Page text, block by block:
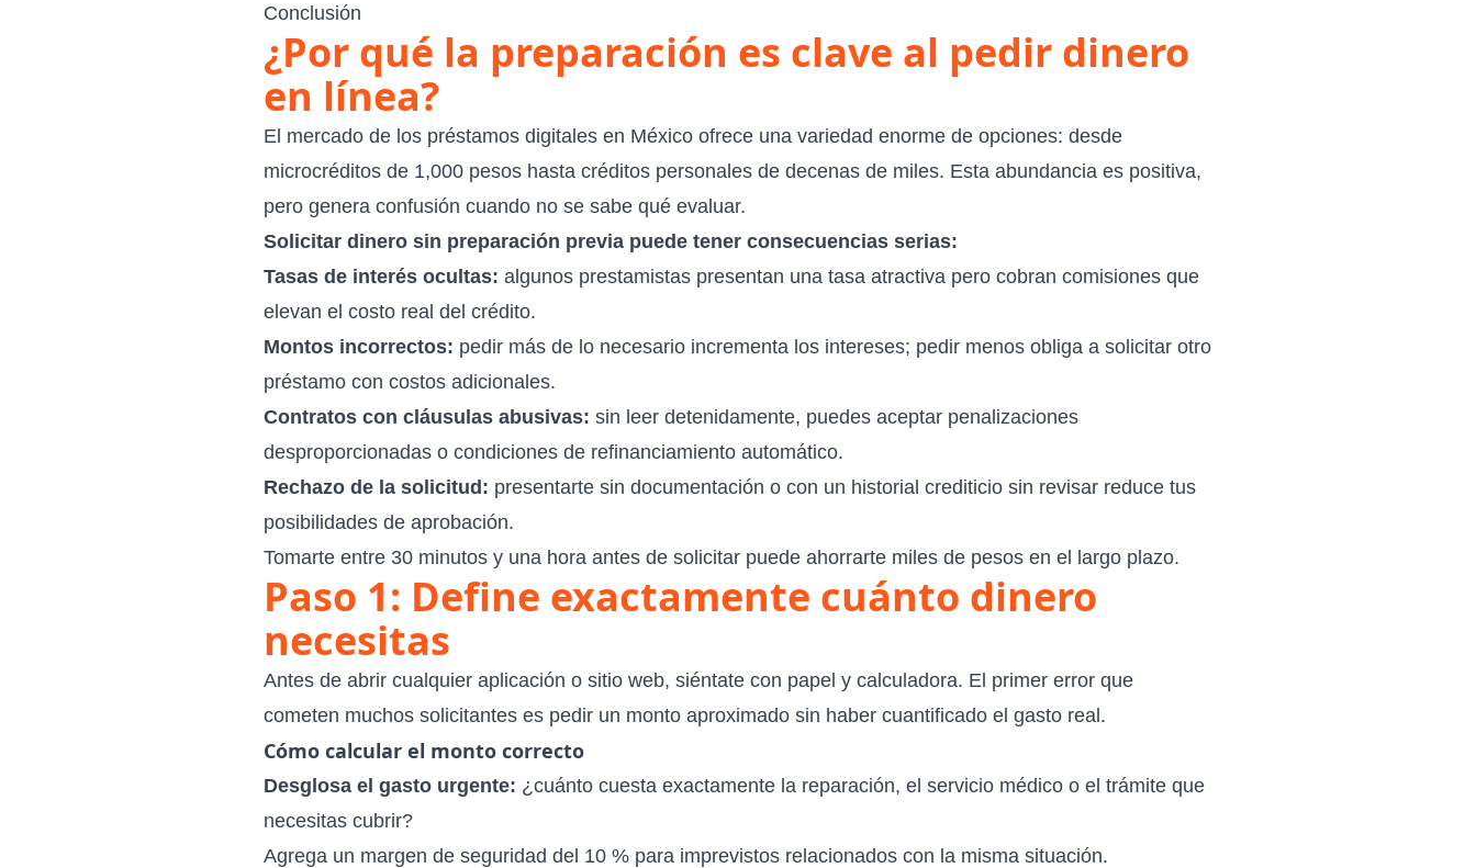
Conclusión
¿Por qué la preparación es clave al pedir dinero
en línea?
El mercado de los préstamos digitales en México ofrece una variedad enorme de opciones: desde
microcréditos de 1,000 pesos hasta créditos personales de decenas de miles. Esta abundancia es positiva,
pero genera confusión cuando no se sabe qué evaluar.
Solicitar dinero sin preparación previa puede tener consecuencias serias:
Tasas de interés ocultas: algunos prestamistas presentan una tasa atractiva pero cobran comisiones que
elevan el costo real del crédito.
Montos incorrectos: pedir más de lo necesario incrementa los intereses; pedir menos obliga a solicitar otro
préstamo con costos adicionales.
Contratos con cláusulas abusivas: sin leer detenidamente, puedes aceptar penalizaciones
desproporcionadas o condiciones de refinanciamiento automático.
Rechazo de la solicitud: presentarte sin documentación o con un historial crediticio sin revisar reduce tus
posibilidades de aprobación.
Tomarte entre 30 minutos y una hora antes de solicitar puede ahorrarte miles de pesos en el largo plazo.
Paso 1: Define exactamente cuánto dinero
necesitas
Antes de abrir cualquier aplicación o sitio web, siéntate con papel y calculadora. El primer error que
cometen muchos solicitantes es pedir un monto aproximado sin haber cuantificado el gasto real.
Cómo calcular el monto correcto
Desglosa el gasto urgente: ¿cuánto cuesta exactamente la reparación, el servicio médico o el trámite que
necesitas cubrir?
Agrega un margen de seguridad del 10 % para imprevistos relacionados con la misma situación.